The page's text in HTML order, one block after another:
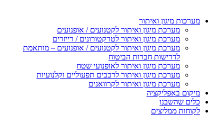
מערכות מיגון ואיתור
מערכת מיגון ואיתור לקטנועים / אופנועים
מערכת מיגון ואיתור לטרקטורונים / רייזרים
מערכת מיגון ואיתור לקטנועים / אופנועים – מותאמת
לדרישות חברות הביטוח
מערכת מיגון ואיתור לאופנועי שטח
מערכת מיגון ואיתור לרכבים תפעוליים וקלנועיות
מערכת מיגון ואיתור לקרוואנים
מיקום באפליקציה
כלים שהשבנו
לקוחות ממליצים